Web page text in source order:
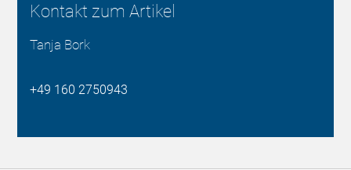
Kontakt zum Artikel
Tanja Bork
‭+49 160 2750943‬